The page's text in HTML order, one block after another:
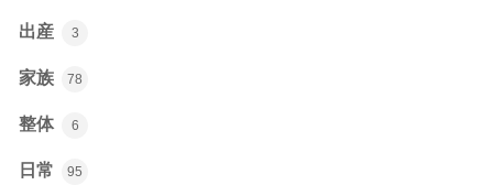
出産 3
家族 78
整体 6
日常 95